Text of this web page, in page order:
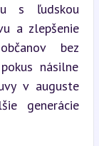
s ľudskou
a zlepšenie
bez
násilne
v auguste
generácie